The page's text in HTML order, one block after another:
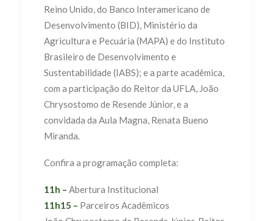
Reino Unido, do Banco Interamericano de
Desenvolvimento (BID), Ministério da
Agricultura e Pecuária (MAPA) e do Instituto
Brasileiro de Desenvolvimento e
Sustentabilidade (IABS); e a parte acadêmica,
com a participação do Reitor da UFLA, João
Chrysostomo de Resende Júnior, e a
convidada da Aula Magna, Renata Bueno
Miranda.
Confira a programação completa:
11h – Abertura Institucional
11h15 – Parceiros Acadêmicos